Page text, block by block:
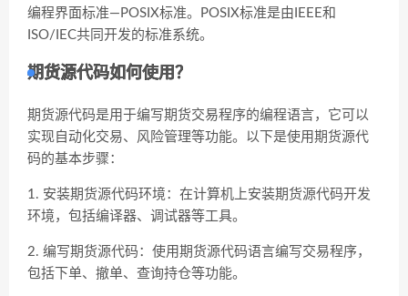
编程界面标准—POSIX标准。POSIX标准是由IEEE和
ISO/IEC共同开发的标准系统。
期货源代码如何使用？
期货源代码是用于编写期货交易程序的编程语言，它可以
实现自动化交易、风险管理等功能。以下是使用期货源代
码的基本步骤：
1. 安装期货源代码环境：在计算机上安装期货源代码开发
环境，包括编译器、调试器等工具。
2. 编写期货源代码：使用期货源代码语言编写交易程序，
包括下单、撤单、查询持仓等功能。